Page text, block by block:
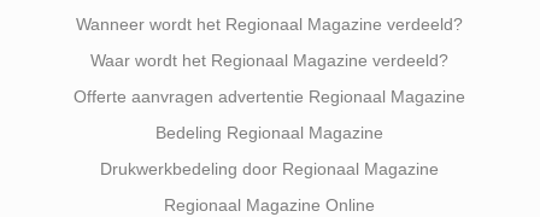
Wanneer wordt het Regionaal Magazine verdeeld?
Waar wordt het Regionaal Magazine verdeeld?
Offerte aanvragen advertentie Regionaal Magazine
Bedeling Regionaal Magazine
Drukwerkbedeling door Regionaal Magazine
Regionaal Magazine Online